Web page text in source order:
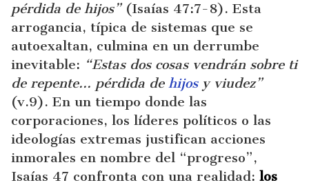
pérdida de hijos”(Isaías 47:7-8). Esta
arrogancia, típica de sistemas que se
autoexaltan, culmina en un derrumbe
inevitable: “Estas dos cosas vendrán sobre ti
de repente… pérdida de hijosy viudez”
(v.9). En un tiempo donde las
corporaciones, los líderes políticos o las
ideologías extremas justifican acciones
inmorales en nombre del “progreso”,
Isaías 47 confronta con una realidad: los